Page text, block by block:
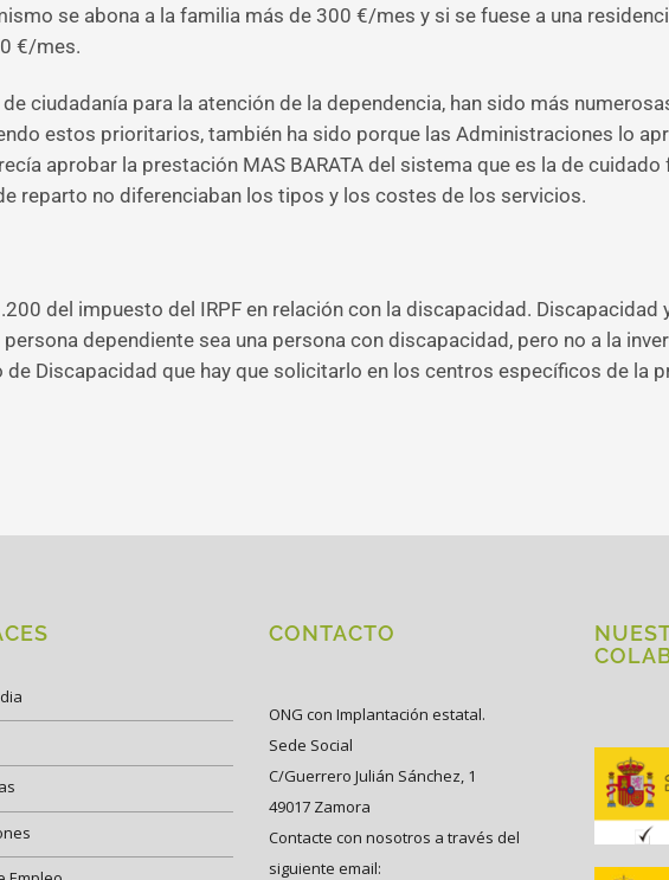
se abona a la familia más de 300 €/mes y si se fuese a una
€/mes.
ciudadanía para la atención de la dependencia, han sido más
estos prioritarios, también ha sido porque las Administraciones lo
aprobar la prestación MAS BARATA del sistema que es la de cuidado
reparto no diferenciaban los tipos y los costes de los servicios.
del impuesto del IRPF en relación con la discapacidad. Discapacidad
dependiente sea una persona con discapacidad, pero no a la
Discapacidad que hay que solicitarlo en los centros específicos de la
CONTACTO
ONG con Implantación estatal.
Sede Social
C/Guerrero Julián Sánchez, 1
49017 Zamora
Contacte con nosotros a través del
siguiente email: